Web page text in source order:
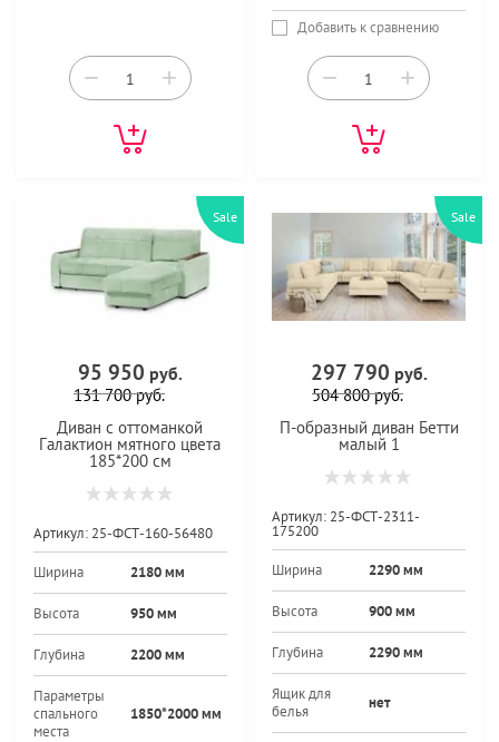
− +
Добавить к сравнению
− +
Sale
95 950 руб.
131 700руб.
Диван с оттоманкой
Галактион мятного цвета
185*200 см
Артикул: 25-ФСТ-160-56480
Ширина 2180 мм
Высота 950 мм
Глубина 2200 мм
Параметры
спального
места
1850*2000 мм
Sale
297 790 руб.
504 800руб.
П-образный диван Бетти
малый 1
Артикул: 25-ФСТ-2311-
175200
Ширина 2290 мм
Высота 900 мм
Глубина 2290 мм
Ящик для
белья
нет